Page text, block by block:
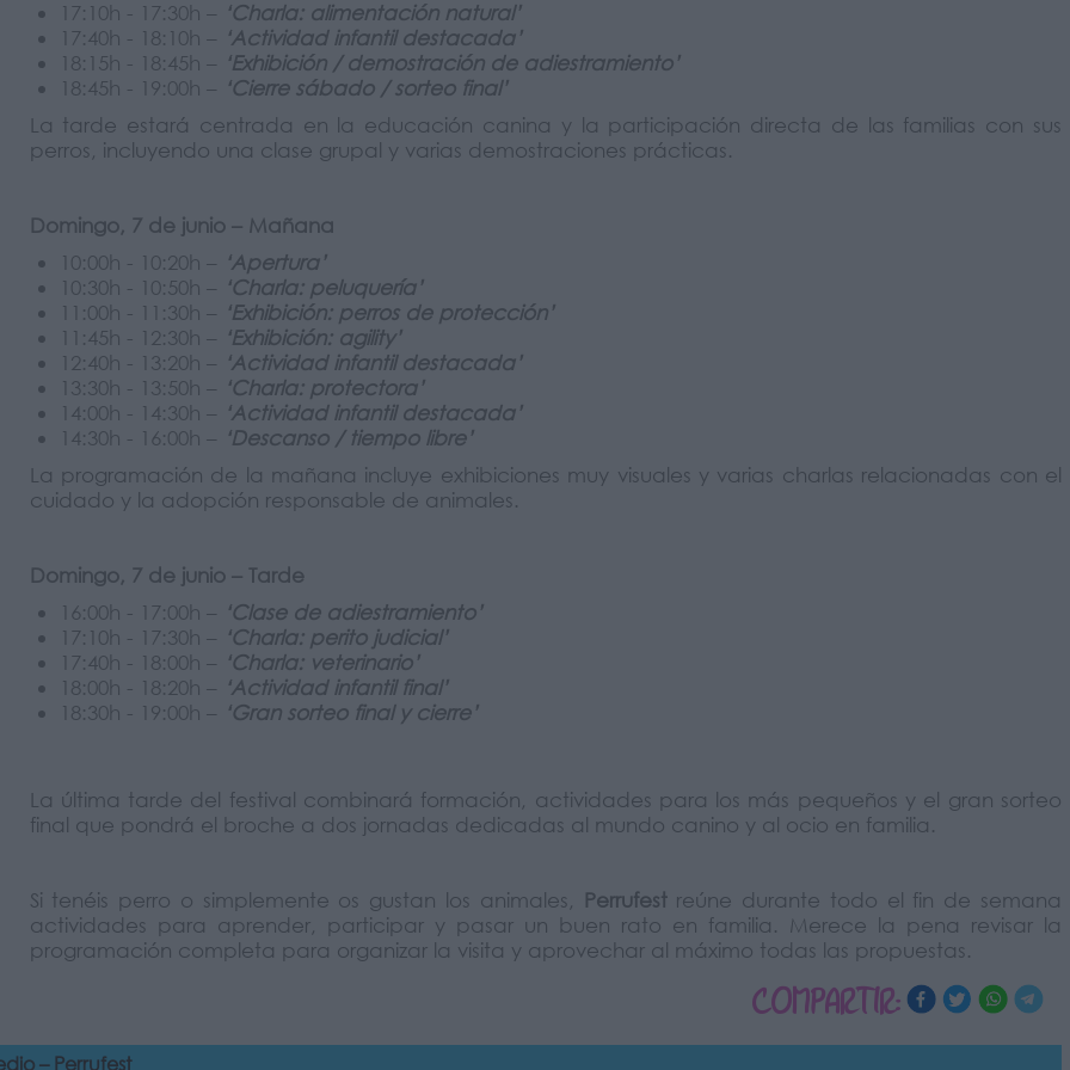
17:10h - 17:30h – ‘Charla: alimentación natural’
17:40h - 18:10h – ‘Actividad infantil destacada’
18:15h - 18:45h – ‘Exhibición / demostración de adiestramiento’
18:45h - 19:00h – ‘Cierre sábado / sorteo final’
La tarde estará centrada en la educación canina y la participación directa de las familias con sus
perros, incluyendo una clase grupal y varias demostraciones prácticas.
Domingo, 7 de junio – Mañana
10:00h - 10:20h – ‘Apertura’
10:30h - 10:50h – ‘Charla: peluquería’
11:00h - 11:30h – ‘Exhibición: perros de protección’
11:45h - 12:30h – ‘Exhibición: agility’
12:40h - 13:20h – ‘Actividad infantil destacada’
13:30h - 13:50h – ‘Charla: protectora’
14:00h - 14:30h – ‘Actividad infantil destacada’
14:30h - 16:00h – ‘Descanso / tiempo libre’
La programación de la mañana incluye exhibiciones muy visuales y varias charlas relacionadas con el
cuidado y la adopción responsable de animales.
Domingo, 7 de junio – Tarde
16:00h - 17:00h – ‘Clase de adiestramiento’
17:10h - 17:30h – ‘Charla: perito judicial’
17:40h - 18:00h – ‘Charla: veterinario’
18:00h - 18:20h – ‘Actividad infantil final’
18:30h - 19:00h – ‘Gran sorteo final y cierre’
La última tarde del festival combinará formación, actividades para los más pequeños y el gran sorteo
final que pondrá el broche a dos jornadas dedicadas al mundo canino y al ocio en familia.
Si tenéis perro o simplemente os gustan los animales, Perrufestreúne durante todo el fin de semana
actividades para aprender, participar y pasar un buen rato en familia. Merece la pena revisar la
programación completa para organizar la visita y aprovechar al máximo todas las propuestas.
COMPARTIR:
– Perrufest